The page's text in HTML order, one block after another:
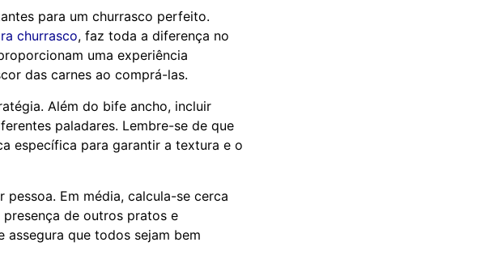
para um churrasco perfeito.
churrasco, faz toda a diferença no
uma experiência
das carnes ao comprá-las.
Além do bife ancho, incluir
paladares. Lembre-se de que
específica para garantir a textura e o
Em média, calcula-se cerca
de outros pratos e
assegura que todos sejam bem